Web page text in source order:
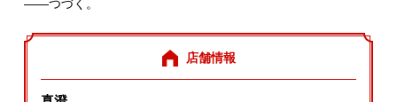
――つづく。
店舗情報